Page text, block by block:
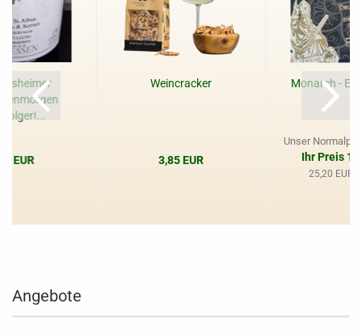
EUR
Weincracker
3,85 EUR
Monarch -
Unser
Ihr Preis
25,20 EUR
Angebote